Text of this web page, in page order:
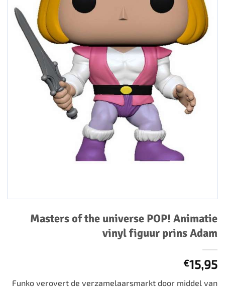
Masters of the universe POP! Animatie
vinyl figuur prins Adam
€15,95
Funko verovert de verzamelaarsmarkt door middel van